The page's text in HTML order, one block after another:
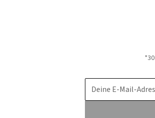
Deine E-Mail-